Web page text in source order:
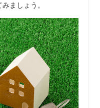
ましょう。